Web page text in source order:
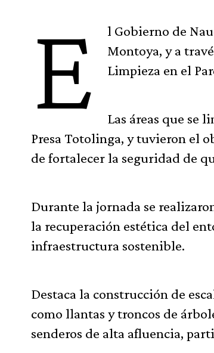
E
l Gobierno de
Montoya, y a
Limpieza en el
Las áreas que se
Presa Totolinga, y tuvieron el
de fortalecer la seguridad de
Durante la jornada se
la recuperación estética del
infraestructura sostenible.
Destaca la construcción de
como llantas y troncos de
senderos de alta afluencia,